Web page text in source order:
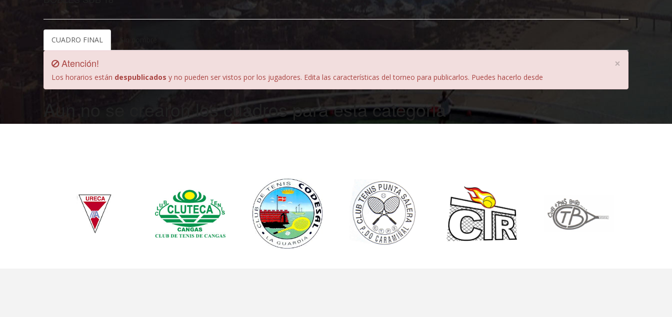
CUADRO FINAL
×
Atención!
Los horarios están despublicados y no pueden ser vistos por los jugadores. Edita las características del torneo para publicarlos. Puedes hacerlo desde
Aun no se crearon los cuadros para esta categoria